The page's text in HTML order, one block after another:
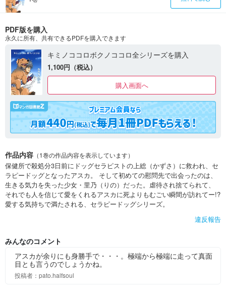
PDF版を購入
永久に所有、共有できるPDFを購入できます
キミノココロボクノココロ全シリーズを購入
1,100円（税込）
購入画面へ
作品内容 （1巻の作品内容を表示しています）
保健所で殺処分3日前にドッグセラピストの上総（かずさ）に救われ、セ
ラピードッグとなったアスカ。 そして初めての慰問先で出会ったのは、
生きる気力を失った少女・里乃（りの）だった。虐待され捨てられて、
それでも人を信じて愛をくれるアスカに死よりもむごい瞬間が訪れてー!?
愛する気持ちで満たされる、セラピードッグシリーズ。
違反報告
みんなのコメント
アスカが余りにも身勝手で・・・。極端から極端に走って真面
目とも言うのでしょうかね。
投稿者：pato.halfsoul